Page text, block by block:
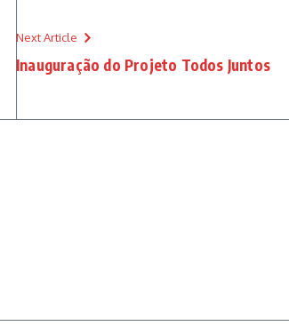
Next Article
Inauguração do Projeto Todos Juntos